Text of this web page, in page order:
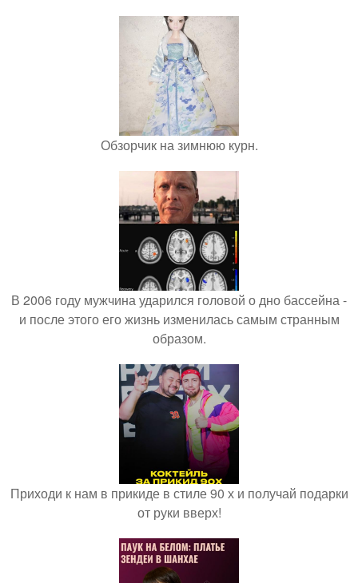
Обзорчик на зимнюю курн.
В 2006 году мужчина ударился головой о дно бассейна -
и после этого его жизнь изменилась самым странным
образом.
Приходи к нам в прикиде в стиле 90 х и получай подарки
от руки вверх!